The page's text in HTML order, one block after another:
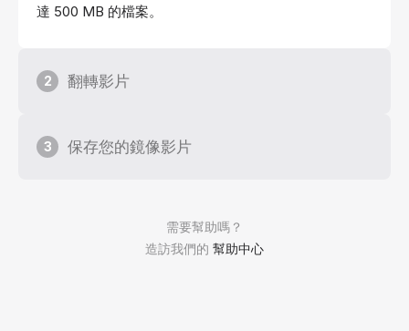
需要幫助嗎？
造訪我們的 幫助中心
達 500 MB 的檔案。
2 翻轉影片
3 保存您的鏡像影片